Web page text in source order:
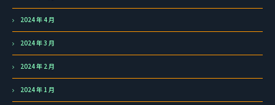
2024 年 4 月
2024 年 3 月
2024 年 2 月
2024 年 1 月